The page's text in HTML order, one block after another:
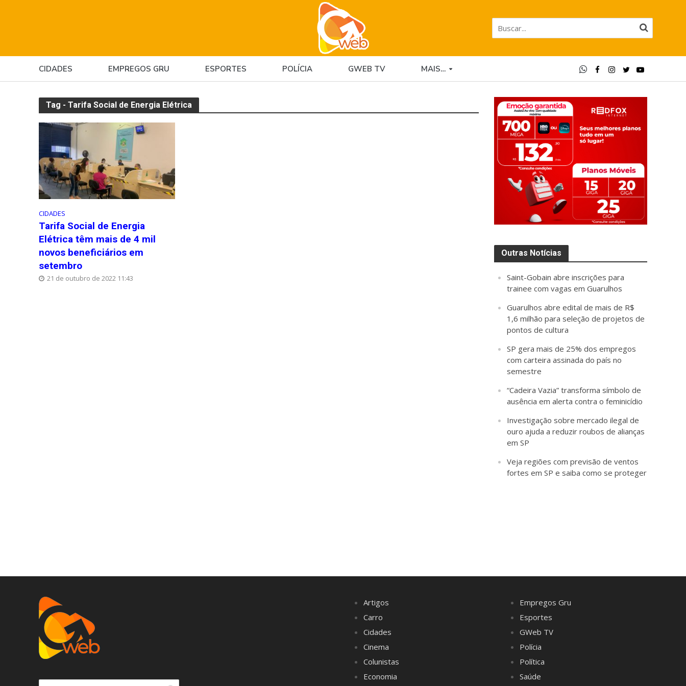
CIDADES EMPREGOS GRU ESPORTES POLÍCIA GWEB TV MAIS…
Tag - Tarifa Social de Energia Elétrica
CIDADES
Tarifa Social de Energia
Elétrica têm mais de 4 mil
novos beneficiários em
setembro
21 de outubro de 2022 11:43
Outras Notícias
Saint-Gobain abre inscrições para
trainee com vagas em Guarulhos
Guarulhos abre edital de mais de R$
1,6 milhão para seleção de projetos de
pontos de cultura
SP gera mais de 25% dos empregos
com carteira assinada do país no
semestre
“Cadeira Vazia” transforma símbolo de
ausência em alerta contra o feminicídio
Investigação sobre mercado ilegal de
ouro ajuda a reduzir roubos de alianças
em SP
Veja regiões com previsão de ventos
fortes em SP e saiba como se proteger
Artigos
Carro
Cidades
Cinema
Colunistas
Economia
Empregos Gru
Esportes
GWeb TV
Polícia
Política
Saúde